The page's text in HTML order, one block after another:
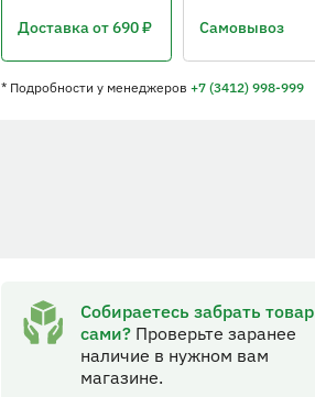
Доставкаот 690 ₽ Самовывоз
* Подробностиу менеджеров+7 (3412) 998-999
Собираетесь забрать товар
сами?Проверьте заранее
наличие в нужном вам
магазине.